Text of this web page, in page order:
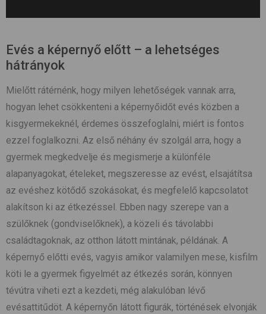
Evés a képernyő előtt – a lehetséges
hátrányok
Mielőtt rátérnénk, hogy milyen lehetőségek vannak arra,
hogyan lehet csökkenteni a képernyőidőt evés közben a
kisgyermekeknél, érdemes összefoglalni, miért is fontos
ezzel foglalkozni. Az első néhány év szolgál arra, hogy a
gyermek megkedvelje és megismerje a különféle
alapanyagokat, ételeket, megszeresse az evést, elsajátítsa
az evéshez kötődő szokásokat, és megfelelő kapcsolatot
alakítson ki az étkezéssel. Ebben nagy szerepe van a
szülőknek (gondviselőknek), a közeli és távolabbi
családtagoknak, az otthon látott mintának, példának. A
képernyő előtti evés, vagyis amikor valamilyen mese, kisfilm
köti le a gyermek figyelmét az étkezés során, könnyen
tévútra viheti ezt a kezdeti, még alakulóban lévő
evésattitűdöt. A képernyőn látott figurák, történések elvonják